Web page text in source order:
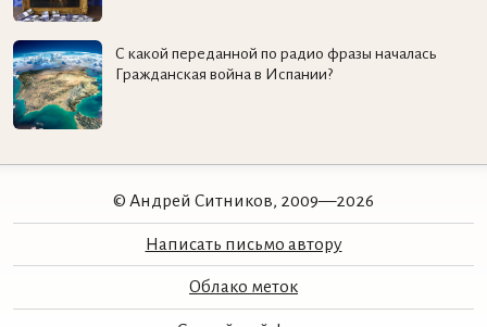
С какой переданной по радио фразы началась
Гражданская война в Испании?
© Андрей Ситников, 2009—2026
Написать письмо автору
Облако меток